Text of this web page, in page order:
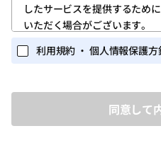
1.ユーザー登録は、当サイトのトップページの「新規登録」
ボタンをクリックしていた
い。
ジ(以下、「マイページ」)
ユーザーは、マイページに
スを利用いただくことがで
したサービスを提供するため
いただく場合がございます。
いても、個人情報を収集する
定めるとともに、これを実行
利用規約 ・ 個人情報保護